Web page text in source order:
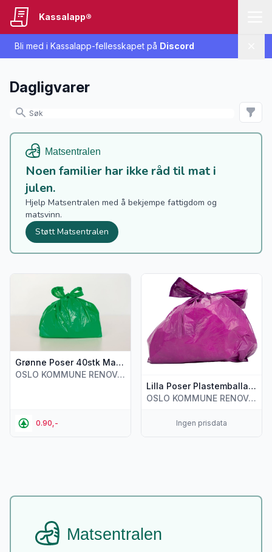
Bli med i Kassalapp-fellesskapet på Discord
Kassalapp®
Dagligvarer
Noen familier har ikke råd til mat i
julen.
Hjelp Matsentralen med å bekjempe fattigdom og
matsvinn.
Støtt Matsentralen
Grønne Poser 40stk Matavfall
OSLO KOMMUNE RENOVASJONS- OG GJENVINNINGSETATEN
0.90,-
Vis flere detaljer for produktet "Grønne Poser 40stk
Lilla Poser Plastemballasje
OSLO KOMMUNE RENOVASJONS- OG GJENVINNINGSETATEN
Ingen prisdata
Vis flere detaljer for